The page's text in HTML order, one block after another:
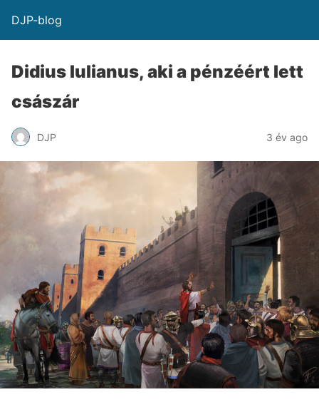
DJP-blog
Didius Iulianus, aki a pénzéért lett
császár
DJP 3 év ago